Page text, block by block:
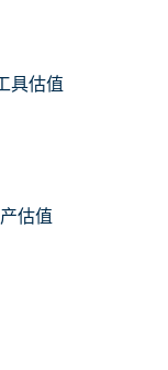
具估值
估值